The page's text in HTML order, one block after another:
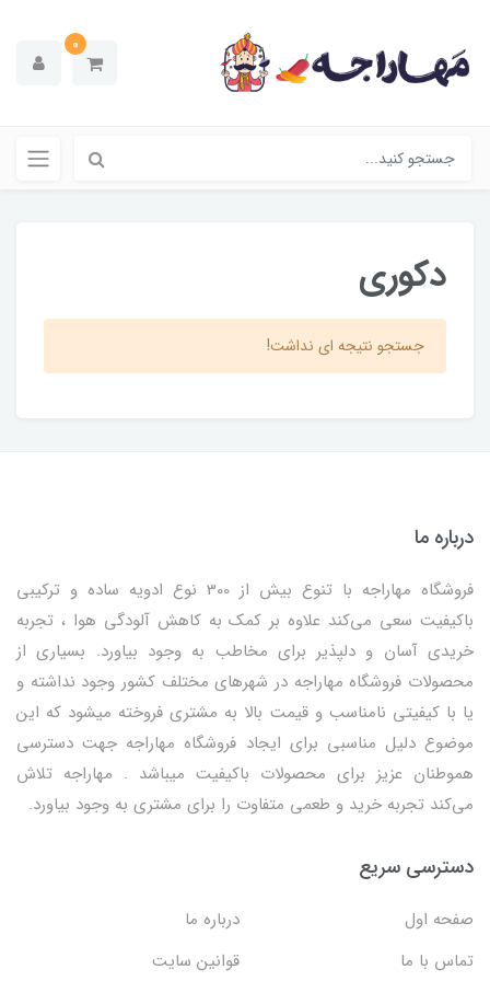
0
دکوری
جستجو نتیجه ای نداشت!
درباره ما
فروشگاه مهاراجه با تنوع بیش از 300 نوع ادویه ساده و ترکیبی
باکیفیت سعی می‌کند علاوه بر کمک به کاهش آلودگی هوا ، تجربه
خریدی آسان و دلپذیر برای مخاطب به وجود بیاورد. بسیاری از
محصولات فروشگاه مهاراجه در شهرهای مختلف کشور وجود نداشته و
یا با کیفیتی نامناسب و قیمت بالا به مشتری فروخته میشود که این
موضوع دلیل مناسبی برای ایجاد فروشگاه مهاراجه جهت دسترسی
هموطنان عزیز برای محصولات باکیفیت میباشد . مهاراجه تلاش
می‌کند تجربه خرید و طعمی متفاوت را برای مشتری به وجود بیاورد.
دسترسی سریع
صفحه اول
درباره ما
تماس با ما
قوانین سایت